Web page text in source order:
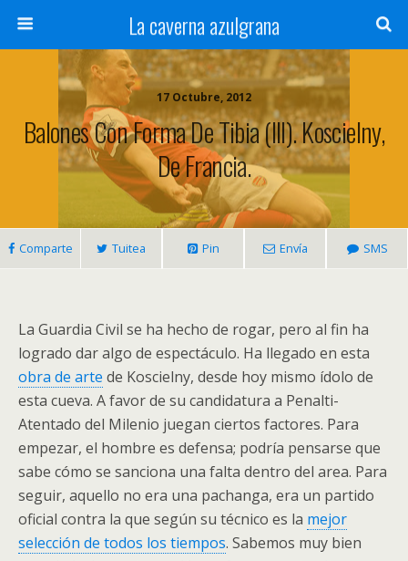
La caverna azulgrana
17 Octubre, 2012
Balones Con Forma De Tibia (III). Koscielny,
De Francia.
Comparte Tuitea Pin Envía SMS
La Guardia Civil se ha hecho de rogar, pero al fin ha
logrado dar algo de espectáculo. Ha llegado en esta
obra de arte de Koscielny, desde hoy mismo ídolo de
esta cueva. A favor de su candidatura a Penalti-
Atentado del Milenio juegan ciertos factores. Para
empezar, el hombre es defensa; podría pensarse que
sabe cómo se sanciona una falta dentro del area. Para
seguir, aquello no era una pachanga, era un partido
oficial contra la que según su técnico es la mejor
selección de todos los tiempos. Sabemos muy bien